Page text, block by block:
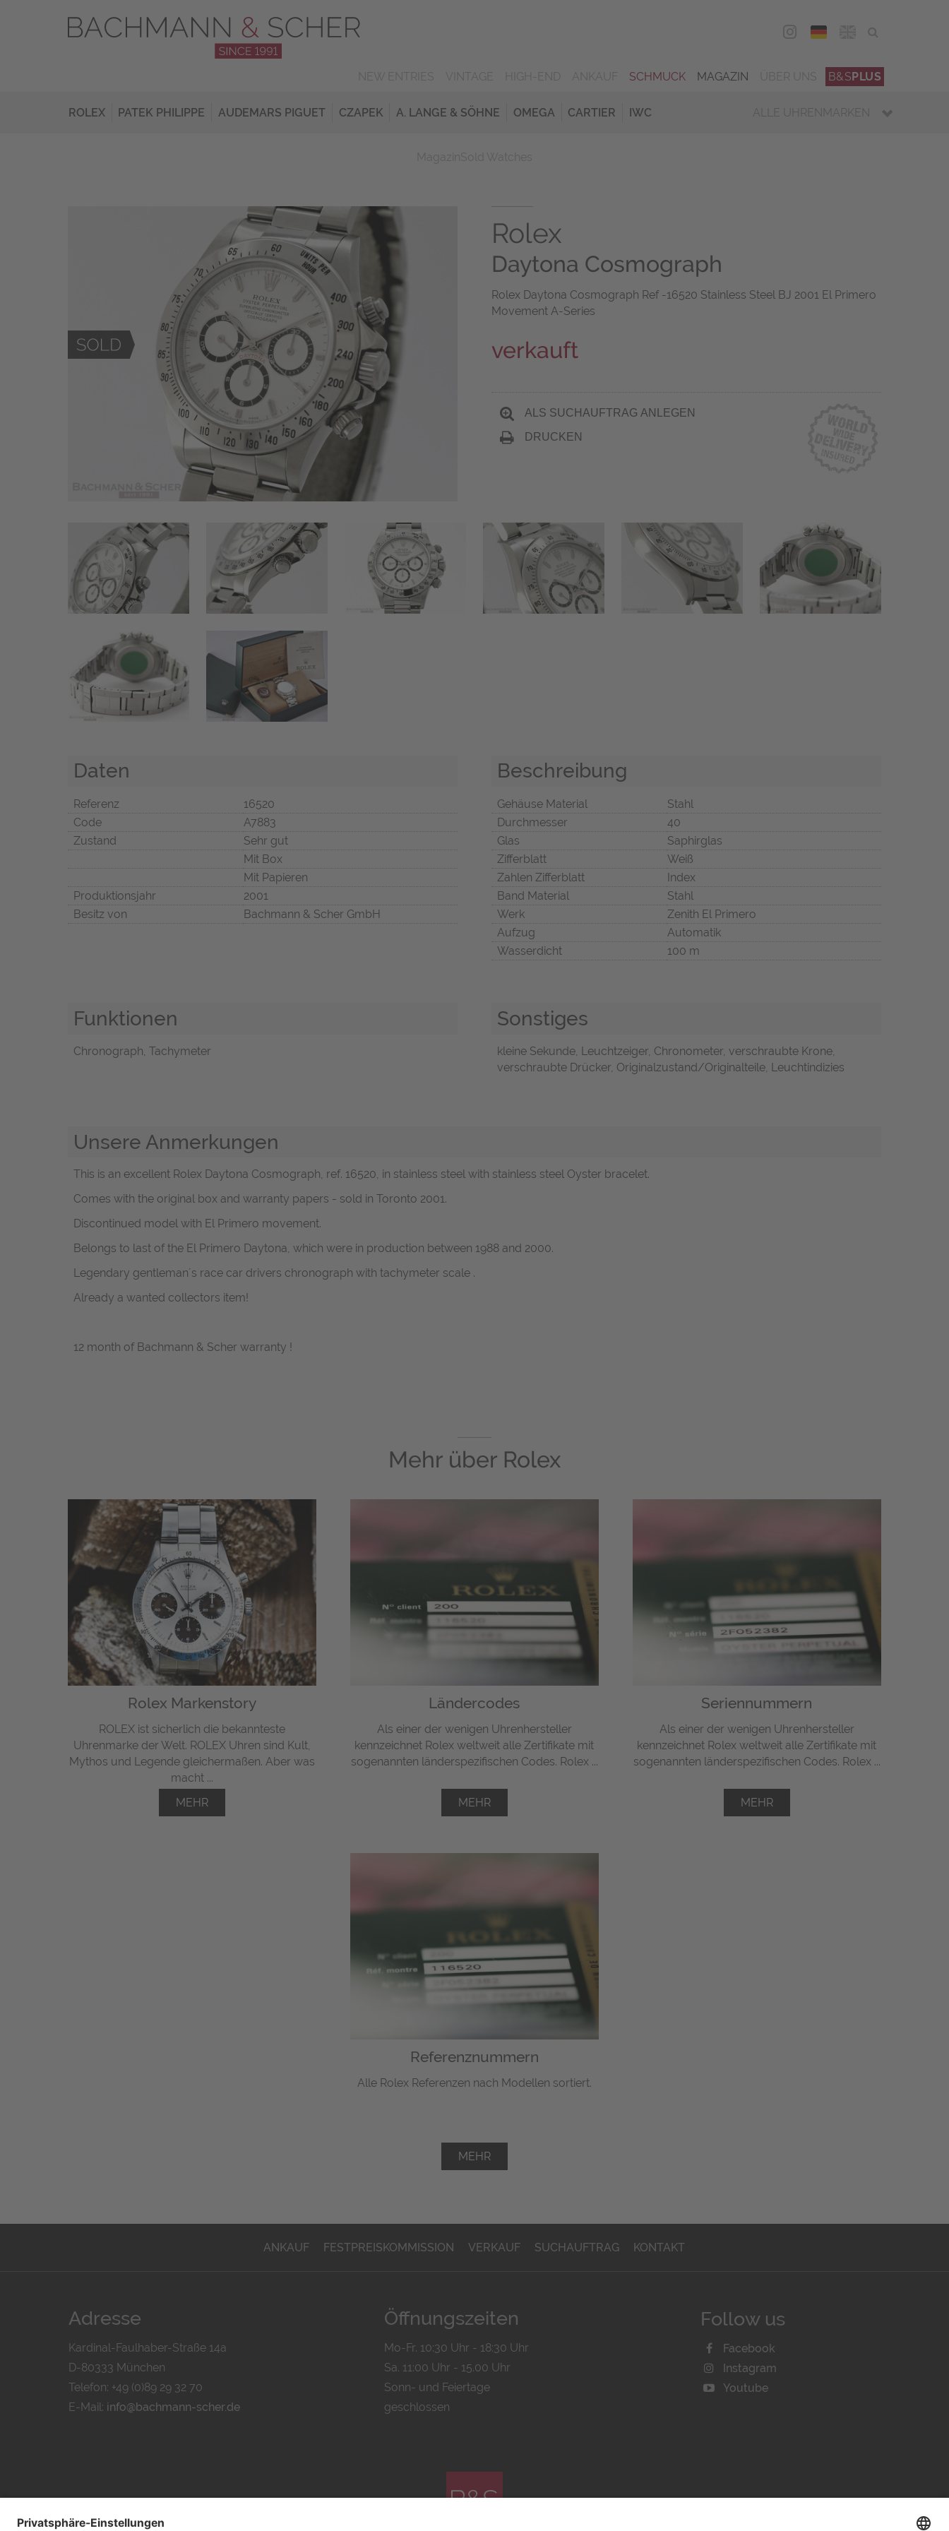
DEU
SCHMUCK MAGAZIN B&SPLUS
ROLEX PATEK PHILIPPE AUDEMARS PIGUET CZAPEK A. LANGE & SÖHNE OMEGA CARTIER IWC ALLE UHRENMARKEN
Rolex
Daytona Cosmograph
Rolex Daytona Cosmograph Ref -16520 Stainless Steel BJ 2001 El Primero
Movement A-Series
verkauft
ALS SUCHAUFTRAG ANLEGEN
DRUCKEN
Daten
Referenz
16520
Code
A7883
Zustand
Sehr gut
Mit Box
Mit Papieren
Produktionsjahr
2001
Besitz von
Bachmann & Scher GmbH
Beschreibung
Gehäuse Material
Stahl
Durchmesser
40
Glas
Saphirglas
Zifferblatt
Weiß
Zahlen Zifferblatt
Index
Band Material
Stahl
Werk
Zenith El Primero
Aufzug
Automatik
Wasserdicht
100 m
Funktionen
Chronograph, Tachymeter
Sonstiges
kleine Sekunde, Leuchtzeiger, Chronometer, verschraubte Krone,
verschraubte Drücker, Originalzustand/Originalteile, Leuchtindizies
Unsere Anmerkungen
This is an excellent Rolex Daytona Cosmograph, ref. 16520, in stainless steel with stainless steel Oyster bracelet.
Comes with the original box and warranty papers - sold in Toronto 2001.
Discontinued model with El Primero movement.
Belongs to last of the El Primero Daytona, which were in production between 1988 and 2000.
Legendary gentleman´s race car drivers chronograph with tachymeter scale .
Already a wanted collectors item!
12 month of Bachmann & Scher warranty !
Mehr über Rolex
Rolex Markenstory
ROLEX ist sicherlich die bekannteste
Uhrenmarke der Welt. ROLEX Uhren sind Kult,
Mythos und Legende gleichermaßen. Aber was
macht ...
MEHR
Ländercodes
Als einer der wenigen Uhrenhersteller
kennzeichnet Rolex weltweit alle Zertifikate mit
sogenannten länderspezifischen Codes. Rolex ...
MEHR
Seriennummern
Als einer der wenigen Uhrenhersteller
kennzeichnet Rolex weltweit alle Zertifikate mit
sogenannten länderspezifischen Codes. Rolex ...
MEHR
Referenznummern
Alle Rolex Referenzen nach Modellen sortiert.
MEHR
ANKAUF FESTPREISKOMMISSION VERKAUF SUCHAUFTRAG KONTAKT
Adresse
Kardinal-Faulhaber-Straße 14a
D-80333 München
Telefon: +49 (0)89 29 32 70
E-Mail: info@bachmann-scher.de
Öffnungszeiten
Mo-Fr. 10:30 Uhr - 18:30 Uhr
Sa. 11:00 Uhr - 15.00 Uhr
Sonn- und Feiertage
geschlossen
Follow us
Facebook
Instagram
Youtube